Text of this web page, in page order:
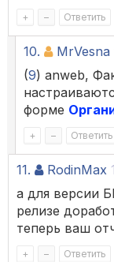
+ – Ответить
10. MrVesna
(9) anweb,
форме
+ – Ответить
11. RodinMax
а для версии
релизе
теперь ваш
+ – Ответить